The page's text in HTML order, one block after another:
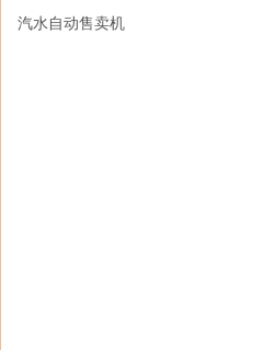
接受现金券: 不接受
汽水自动售卖机